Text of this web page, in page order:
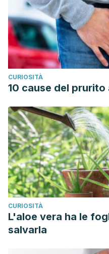
lifestyle/adult-health/in-
Morita, A. (2007).
aging.Journal of
Tapia, A. G. (2001).
Sifiliográficas, 92(10), 431-
Rowles, A. (4 de junio,
Benefits, Uses and More.
Healthline.https://
benefits
Valdés-Rodríguez, R.,
J., & Almeda-Valdés, P.
endocrinológico.Gaceta
168.
CURIOSITÀ
10 cause del prurito
CURIOSITÀ
L'aloe vera ha le
salvarla